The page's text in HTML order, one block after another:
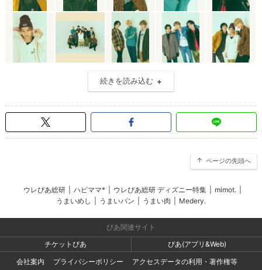
続きを読み込む
ページの先頭へ
ウレぴあ総研 ハピママ* ウレぴあ総研 ディズニー特集 mimot.
うまいめし
うまいパン うまい肉 Medery.
ぴあ関連サイト
チケットぴあ
ぴあ(アプリ&Web)
会社案内
プライバシーポリシー アクセスデータの利用・著作権等